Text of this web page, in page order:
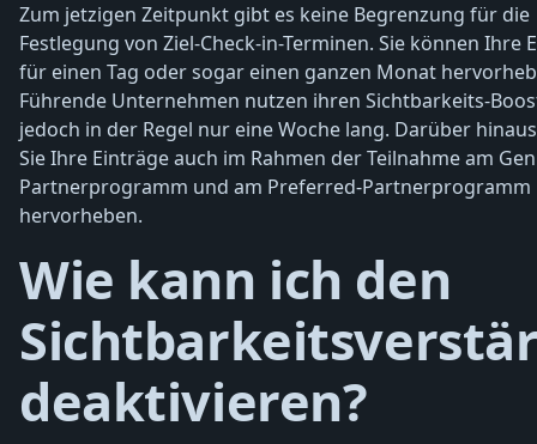
Zum jetzigen Zeitpunkt gibt es keine Begrenzung für die
Festlegung von Ziel-Check-in-Terminen. Sie können Ihre
für einen Tag oder sogar einen ganzen Monat
Führende Unternehmen nutzen ihren Sichtbarkeits-
jedoch in der Regel nur eine Woche lang. Darüber
Sie Ihre Einträge auch im Rahmen der Teilnahme am
Partnerprogramm und am Preferred-Partnerprogramm
hervorheben.
Wie kann ich den
deaktivieren?